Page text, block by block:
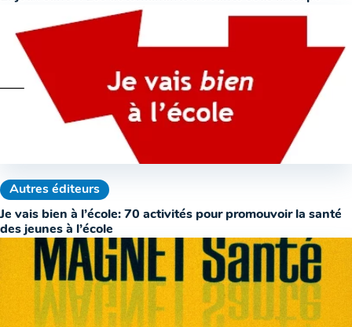
Autres éditeurs
Je vais bien à l’école: 70 activités pour promouvoir la santé
des jeunes à l’école